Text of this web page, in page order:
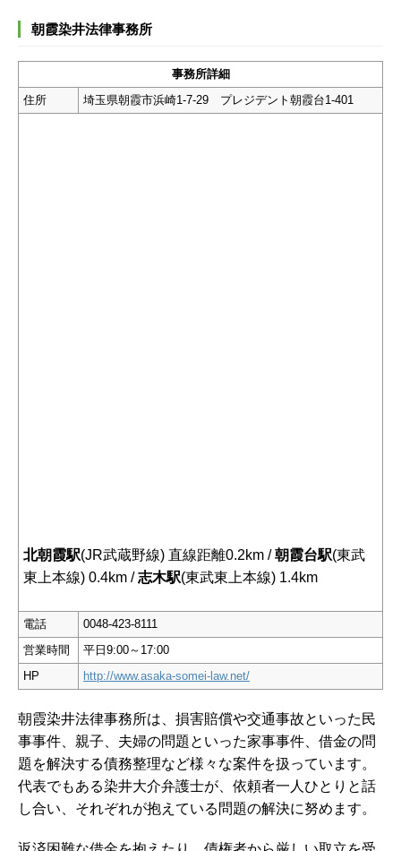
朝霞染井法律事務所
事務所詳細
住所
埼玉県朝霞市浜崎1-7-29 プレジデント朝霞台1-401
北朝霞駅(JR武蔵野線) 直線距離0.2km /朝霞台駅(東武
東上本線) 0.4km /志木駅(東武東上本線) 1.4km
電話
0048-423-8111
営業時間
平日9:00～17:00
HP
http://www.asaka-somei-law.net/
朝霞染井法律事務所は、損害賠償や交通事故といった民
事事件、親子、夫婦の問題といった家事事件、借金の問
題を解決する債務整理など様々な案件を扱っています。
代表でもある染井大介弁護士が、依頼者一人ひとりと話
し合い、それぞれが抱えている問題の解決に努めます。